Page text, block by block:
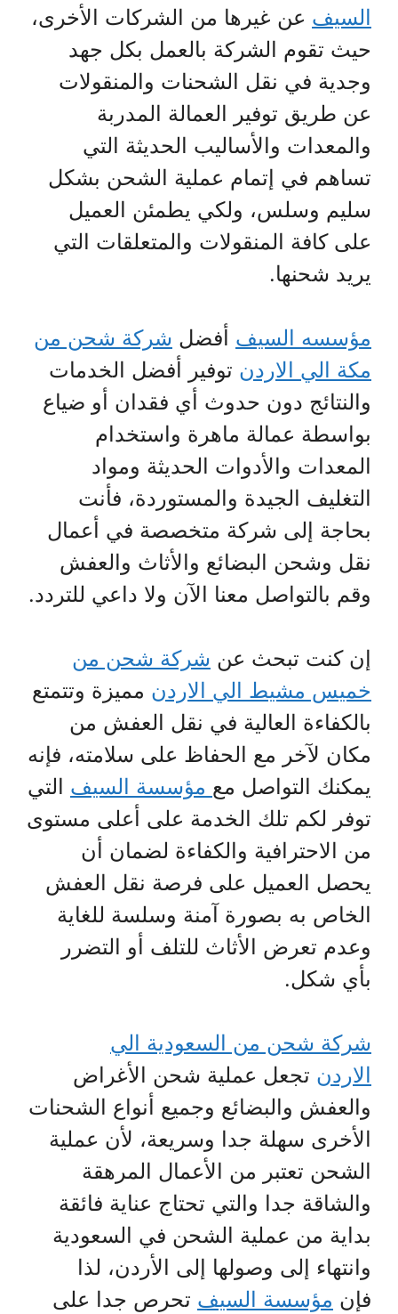
السيف عن غيرها من الشركات الأخرى،
حيث تقوم الشركة بالعمل بكل جهد
وجدية في نقل الشحنات والمنقولات
عن طريق توفير العمالة المدربة
والمعدات والأساليب الحديثة التي
تساهم في إتمام عملية الشحن بشكل
سليم وسلس، ولكي يطمئن العميل
على كافة المنقولات والمتعلقات التي
يريد شحنها.
مؤسسه السيف أفضل شركة شحن من
مكة الي الاردن توفير أفضل الخدمات
والنتائج دون حدوث أي فقدان أو ضياع
بواسطة عمالة ماهرة واستخدام
المعدات والأدوات الحديثة ومواد
التغليف الجيدة والمستوردة، فأنت
بحاجة إلى شركة متخصصة في أعمال
نقل وشحن البضائع والأثاث والعفش
وقم بالتواصل معنا الآن ولا داعي للتردد.
إن كنت تبحث عن شركة شحن من
خميس مشيط الي الاردن مميزة وتتمتع
بالكفاءة العالية في نقل العفش من
مكان لآخر مع الحفاظ على سلامته، فإنه
يمكنك التواصل مع مؤسسة السيف التي
توفر لكم تلك الخدمة على أعلى مستوى
من الاحترافية والكفاءة لضمان أن
يحصل العميل على فرصة نقل العفش
الخاص به بصورة آمنة وسلسة للغاية
وعدم تعرض الأثاث للتلف أو التضرر
بأي شكل.
شركة شحن من السعودية الي
الاردن تجعل عملية شحن الأغراض
والعفش والبضائع وجميع أنواع الشحنات
الأخرى سهلة جدا وسريعة، لأن عملية
الشحن تعتبر من الأعمال المرهقة
والشاقة جدا والتي تحتاج عناية فائقة
بداية من عملية الشحن في السعودية
وانتهاء إلى وصولها إلى الأردن، لذا
فإن مؤسسة السيف تحرص جدا على